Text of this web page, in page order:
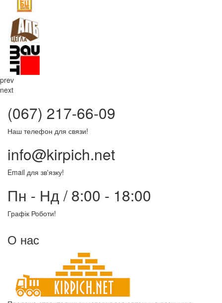
prev
next
(067) 217-66-09
Наш телефон для связи!
info@kirpich.net
Email для зв'язку!
Пн - Нд / 8:00 - 18:00
Графік Роботи!
О нас